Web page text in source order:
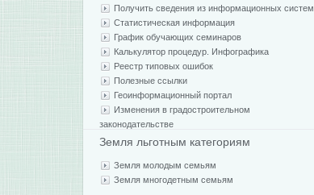
Получить сведения из информационных систем
Статистическая информация
График обучающих семинаров
Калькулятор процедур. Инфографика
Реестр типовых ошибок
Полезные ссылки
Геоинформационный портал
Изменения в градостроительном
законодательстве
Земля льготным категориям
Земля молодым семьям
Земля многодетным семьям